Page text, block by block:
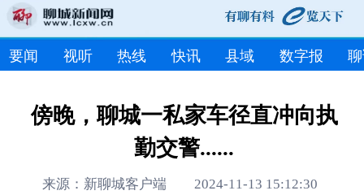
要闻 视听 热线 快讯 县域 数字报
傍晚，聊城一私家车径直冲向执
勤交警......
来源：新聊城客户端 2024-11-13 15:12:30